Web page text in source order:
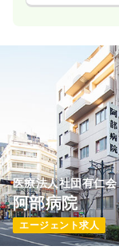
医療法人社団有仁会
阿部病院
エージェント求人